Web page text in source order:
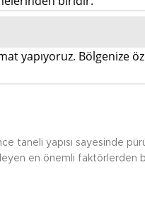
yapıyoruz. Bölgenize
taneli yapısı sayesinde
en önemli faktörlerden